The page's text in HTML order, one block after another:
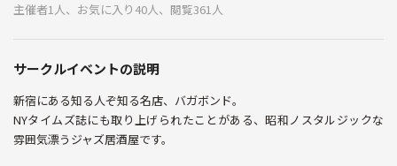
主催者1人、お気に入り40人、閲覧361人
サークルイベントの説明
新宿にある知る人ぞ知る名店、バガボンド。
NYタイムズ誌にも取り上げられたことがある、昭和ノスタルジックな
雰囲気漂うジャズ居酒屋です。